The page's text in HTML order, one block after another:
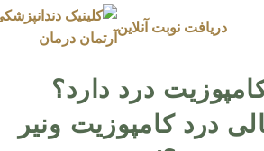
دریافت نوبت آنلاین
کامپوزیت درد دارد؟
درد کامپوزیت ونیر